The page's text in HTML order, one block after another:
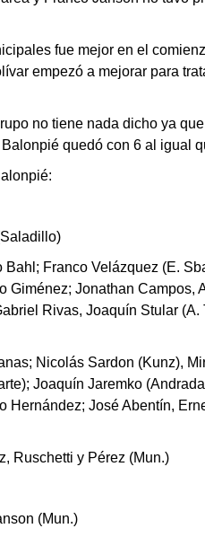
fue mejor en el
empezó a mejorar para
no tiene nada dicho ya
quedó con 6 al igual
Bahl; Franco Velázquez (E.
Giménez; Jonathan Campos,
Rivas, Joaquín Stular (A.
Nicolás Sardon (Kunz),
Joaquín Jaremko
Hernández; José Abentín,
Ruschetti y Pérez (Mun.)
(Mun.)